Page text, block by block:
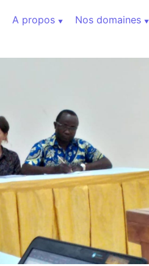
A propos Nos domaines